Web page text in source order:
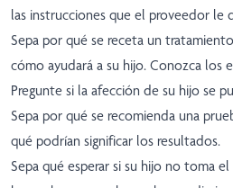
las instrucciones que el proveedor le
Sepa por qué se receta un
cómo ayudará a su hijo. Conozca los
Pregunte si la afección de su hijo se
Sepa por qué se recomienda una
qué podrían significar los resultados.
Sepa qué esperar si su hijo no toma